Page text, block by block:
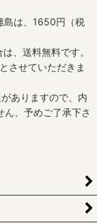
島は、1650円（税
、送料無料です。
させていただきま
ありますので、内
、予めご了承下さ